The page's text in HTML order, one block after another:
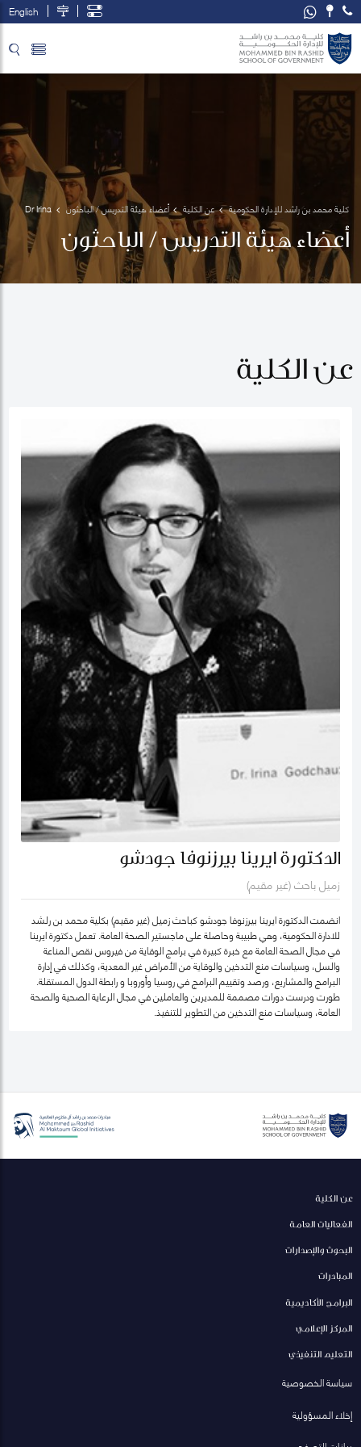
English
كلية محمد بن راشد للإدارة الحكومية عن الكلية أعضاء هيئة التدريس / الباحثون
Dr Irina
Berezhnova
Godchaux
أعضاء هيئة التدريس / الباحثون
عن الكلية
الدكتورة ايرينا بيرزنوفا جودشو
زميل باحث (غير مقيم)
انضمت الدكتورة ايرينا بيرزنوفا جودشو كباحث زميل (غير مقيم) بكلية محمد بن رلشد
للادارة الحكومية، وهي طبيبة وحاصلة على ماجستير الصحة العامة. تعمل دكتورة ايرينا
في مجال الصحة العامة مع خبرة كبيرة في برامج الوقاية من فيروس نقص المناعة
والسل، وسياسات منع التدخين والوقاية من الأمراض غير المعدية، وكذلك في إدارة
البرامج والمشاريع، ورصد وتقييم البرامج في روسيا وأوروبا و رابطة الدول المستقلة.
طورت ودرست دورات مصممة للمديرين والعاملين في مجال الرعاية الصحية والصحة
العامة، وسياسات منع التدخين من التطوير للتنفيذ.
عن الكلية
الفعاليات العامة
البحوث والإصدارات
المبادرات
البرامج الأكاديمية
المركز الإعلامي
التعليم التنفيذي
سياسة الخصوصية
إخلاء المسؤولية